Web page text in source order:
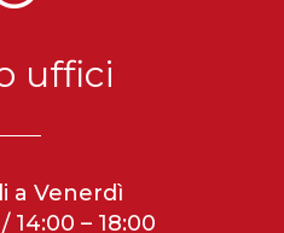
uffici
a Venerdì
14:00 – 18:00